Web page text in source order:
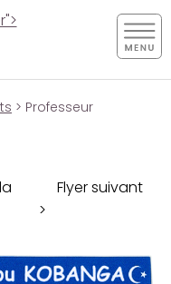
> Professeur
Flyer suivant
>